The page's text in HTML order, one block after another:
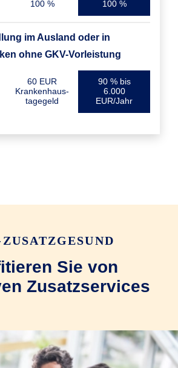
100 % 100 %
im Ausland oder in
ohne GKV-Vorleistung
60 EUR
Krankenhaus­
tagegeld
90 % bis
6.000
EUR/Jahr
Sie von
Zusatzservices